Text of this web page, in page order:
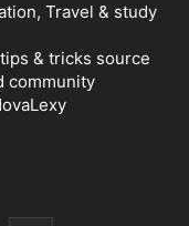
Travel & study
& tricks source
community